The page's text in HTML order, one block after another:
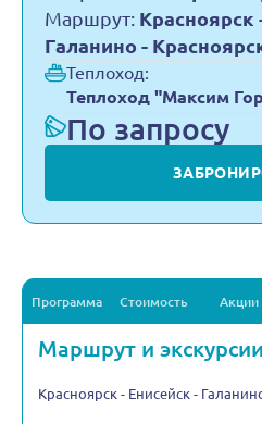
Маршрут: Красноярск
Галанино -
Теплоход:
Теплоход "Максим
По запросу
Программа Стоимость Акции
Маршрут и экскурсии
Красноярск - Енисейск -